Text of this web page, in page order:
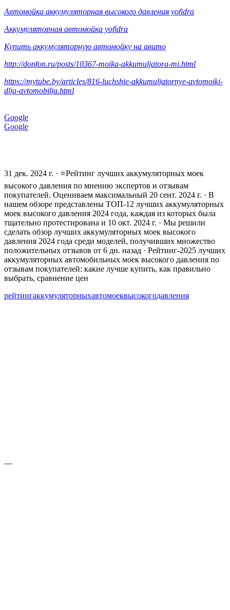
Автомойка аккумуляторная высокого давления yofidra
Аккумуляторная автомойка yofidra
Купить аккумуляторную автомойку на авито
http://donfon.ru/posts/10367-moika-akkumuljatora-mi.html
https://mytube.by/articles/816-luchshie-akkumuljatornye-avtomoiki-
dlja-avtomobilja.html
Google
Google
31 дек. 2024 г. · ⭐Рейтинг лучших аккумуляторных моек
высокого давления по мнению экспертов и отзывам
покупателей. Оцениваем максимальный 20 сент. 2024 г. · В
нашем обзоре представлены ТОП-12 лучших аккумуляторных
моек высокого давления 2024 года, каждая из которых была
тщательно протестирована и 10 окт. 2024 г. · Мы решили
сделать обзор лучших аккумуляторных моек высокого
давления 2024 года среди моделей, получивших множество
положительных отзывов от 6 дн. назад · Рейтинг-2025 лучших
аккумуляторных автомобильных моек высокого давления по
отзывам покупателей: какие лучше купить, как правильно
выбрать, сравнение цен
рейтингаккумуляторныхавтомоеквысокогодавления
—